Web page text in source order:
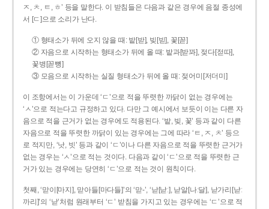
ㅈ, ㅊ, ㅌ, ㅎ’ 등을 말한다. 이 받침들은 다음과 같은 경우에 음절 종성에
서 [ㄷ]으로 소리가 난다.
① 형태소가 뒤에 오지 않을 때: 밭[받], 빚[빋], 꽃[꼳]
② 자음으로 시작하는 형태소가 뒤에 올 때: 밭과[받꽈], 젖다[젇따],
꽃병[꼳뼝]
③ 모음으로 시작하는 실질 형태소가 뒤에 올 때: 젖어미[저더미]
이 조항에서는 이 가운데 ‘ㄷ’으로 적을 뚜렷한 까닭이 없는 경우에는
‘ㅅ’으로 적는다고 규정하고 있다. 다만 그 예시에서 보듯이 이는 다른 자
음으로 적을 근거가 없는 경우에도 적용된다. ‘밭, 빚, 꽃’ 등과 같이 다른
자음으로 적을 뚜렷한 까닭이 있는 경우에는 그에 따라 ‘ㅌ, ㅈ, ㅊ’ 등으
로 적지만, ‘낫, 빗’ 등과 같이 ‘ㄷ’이나 다른 자음으로 적을 뚜렷한 근거가
없는 경우는 ‘ㅅ’으로 적는 것이다. 다음과 같이 ‘ㄷ’으로 적을 뚜렷한 근
거가 있는 경우에는 당연히 ‘ㄷ’으로 적는 것이 원칙이다.
첫째, ‘맏이[마지], 맏아들[마다들]’의 ‘맏-’, ‘낟[낟ː], 낟알[나ː달], 낟가리[낟ː
까리]’의 ‘낟’처럼 원래부터 ‘ㄷ’ 받침을 가지고 있는 경우에는 ‘ㄷ’으로 적